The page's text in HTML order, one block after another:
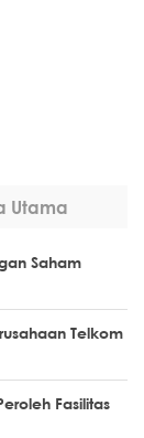
Utama
Saham
Telkom
Fasilitas